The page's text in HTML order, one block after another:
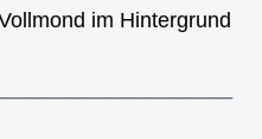
im Hintergrund